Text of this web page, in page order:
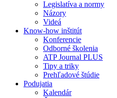
Legislatíva a normy
Názory
Videá
Know-how inštitút
Konferencie
Odborné školenia
ATP Journal PLUS
Tipy a triky
Prehľadové štúdie
Podujatia
Kalendár